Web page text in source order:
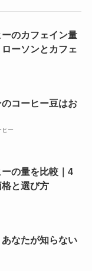
のカフェイン量
ーソンとカフェ
コーヒー豆はお
ヒー
の量を比較｜4
と選び方
なたが知らない